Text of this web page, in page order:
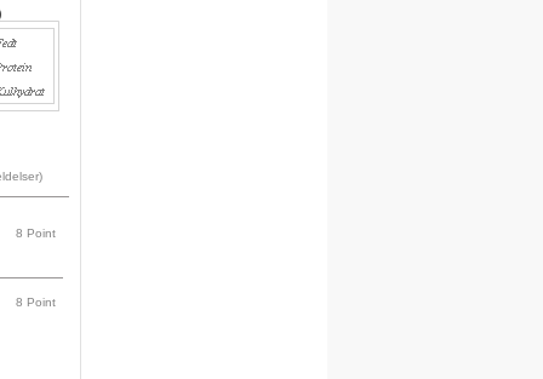
8 Point
8 Point